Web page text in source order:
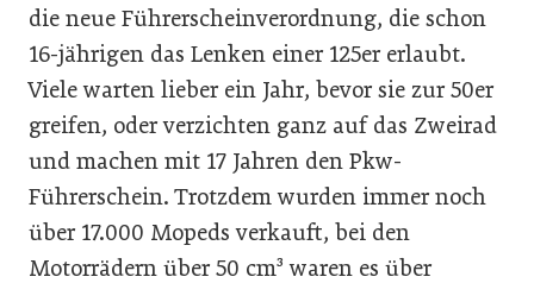
die neue Führerscheinverordnung, die schon
16-jährigen das Lenken einer 125er erlaubt.
Viele warten lieber ein Jahr, bevor sie zur 50er
greifen, oder verzichten ganz auf das Zweirad
und machen mit 17 Jahren den Pkw-
Führerschein. Trotzdem wurden immer noch
über 17.000 Mopeds verkauft, bei den
Motorrädern über 50 cm³ waren es über